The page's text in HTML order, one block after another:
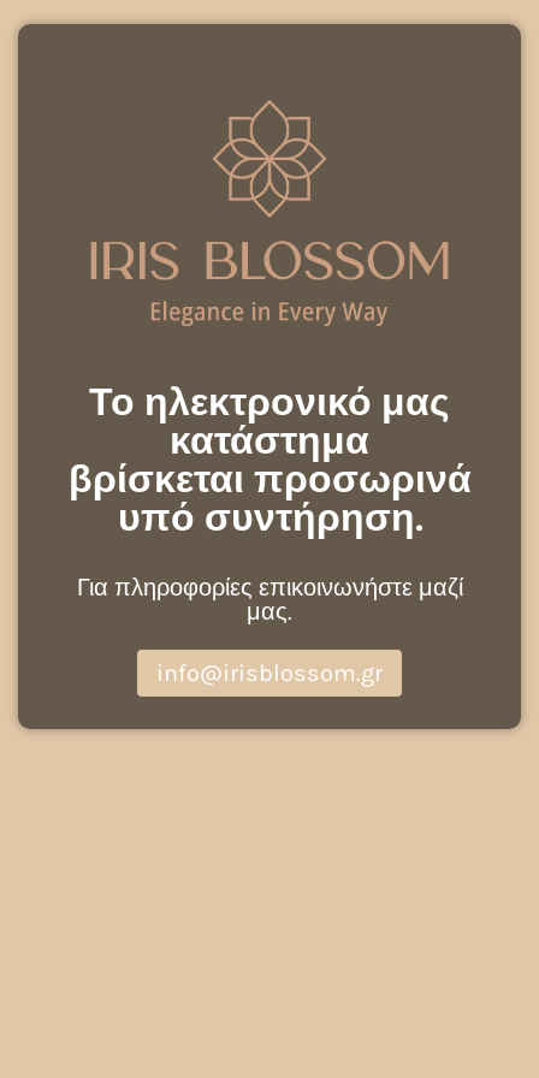
Το ηλεκτρονικό μας
κατάστημα
βρίσκεται προσωρινά
υπό συντήρηση.
Για πληροφορίες επικοινωνήστε μαζί
μας.
info@irisblossom.gr